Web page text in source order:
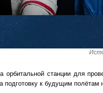
орбитальной станции для
подготовку к будущим